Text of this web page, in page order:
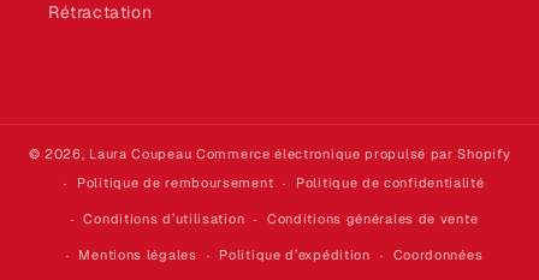
Rétractation
© 2026, Laura Coupeau Commerce électronique propulsé par Shopify
Politique de remboursement
Politique de confidentialité
Conditions d’utilisation Conditions générales de vente
Mentions légales Politique d’expédition Coordonnées